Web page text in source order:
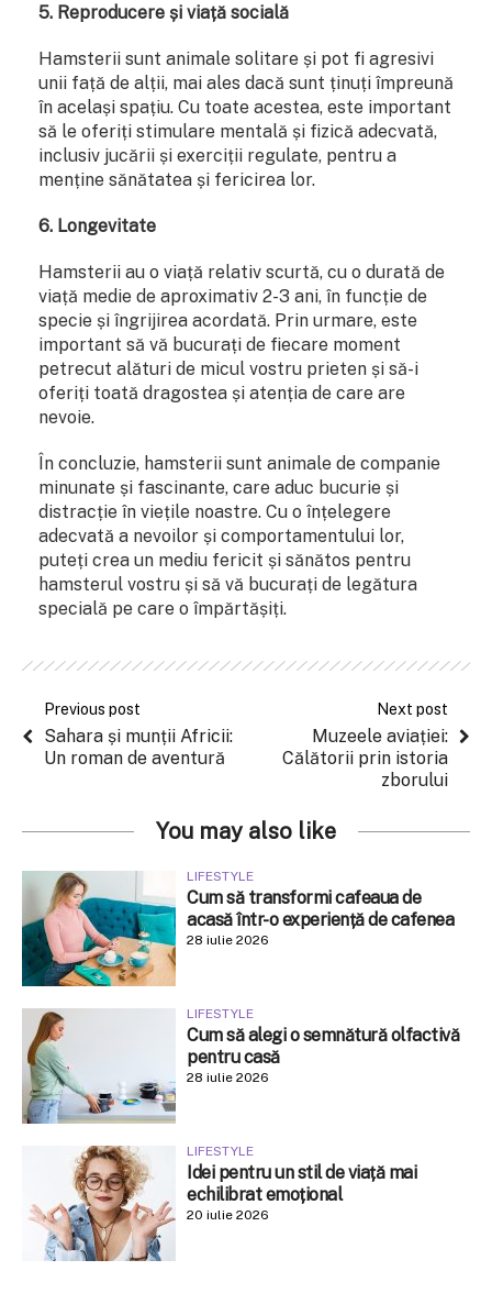
5. Reproducere și viață socială
Hamsterii sunt animale solitare și pot fi agresivi
unii față de alții, mai ales dacă sunt ținuți împreună
în același spațiu. Cu toate acestea, este important
să le oferiți stimulare mentală și fizică adecvată,
inclusiv jucării și exerciții regulate, pentru a
menține sănătatea și fericirea lor.
6. Longevitate
Hamsterii au o viață relativ scurtă, cu o durată de
viață medie de aproximativ 2-3 ani, în funcție de
specie și îngrijirea acordată. Prin urmare, este
important să vă bucurați de fiecare moment
petrecut alături de micul vostru prieten și să-i
oferiți toată dragostea și atenția de care are
nevoie.
În concluzie, hamsterii sunt animale de companie
minunate și fascinante, care aduc bucurie și
distracție în viețile noastre. Cu o înțelegere
adecvată a nevoilor și comportamentului lor,
puteți crea un mediu fericit și sănătos pentru
hamsterul vostru și să vă bucurați de legătura
specială pe care o împărtășiți.
Previous post
Sahara și munții Africii:
Un roman de aventură
Next post
Muzeele aviației:
Călătorii prin istoria
zborului
You may also like
LIFESTYLE
Cum să transformi cafeaua de
acasă într-o experiență de cafenea
28 iulie 2026
LIFESTYLE
Cum să alegi o semnătură olfactivă
pentru casă
28 iulie 2026
LIFESTYLE
Idei pentru un stil de viață mai
echilibrat emoțional
20 iulie 2026